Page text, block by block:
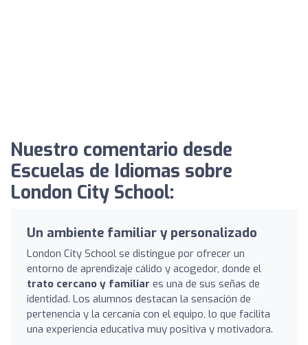
Nuestro comentario desde
Escuelas de Idiomas sobre
London City School:
Un ambiente familiar y personalizado
London City School se distingue por ofrecer un
entorno de aprendizaje cálido y acogedor, donde el
trato cercano y familiar es una de sus señas de
identidad. Los alumnos destacan la sensación de
pertenencia y la cercanía con el equipo, lo que facilita
una experiencia educativa muy positiva y motivadora.